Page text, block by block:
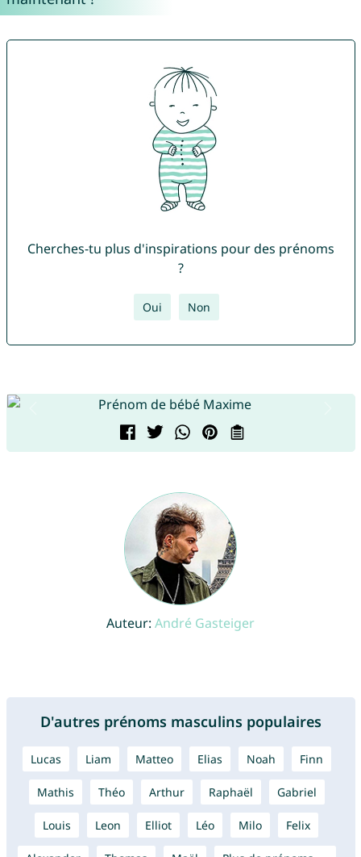
Cherches-tu plus d'inspirations pour des prénoms
?
Oui Non
Auteur: André Gasteiger
D'autres prénoms masculins populaires
Lucas Liam Matteo Elias Noah Finn
Mathis Théo Arthur Raphaël Gabriel
Louis Leon Elliot Léo Milo Felix